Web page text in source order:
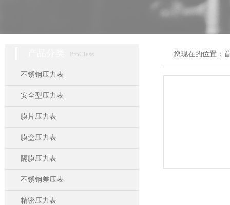
ProClass
不锈钢压力表
安全型压力表
膜片压力表
膜盒压力表
隔膜压力表
不锈钢差压表
精密压力表
您现在的位置：